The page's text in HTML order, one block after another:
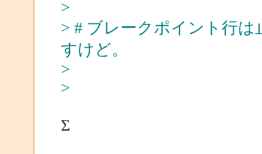
>
> # ブレークポイント行
すけど。
>
>
Σ